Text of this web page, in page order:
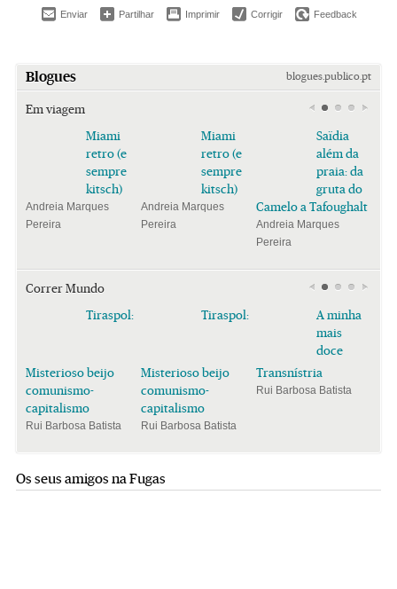
Enviar Partilhar Imprimir Corrigir Feedback
Blogues blogues.publico.pt
Em viagem
Miami
retro (e
sempre
kitsch)
Andreia Marques
Pereira
Miami
retro (e
sempre
kitsch)
Andreia Marques
Pereira
Saïdia
além da
praia: da
gruta do
Camelo a Tafoughalt
Andreia Marques
Pereira
Correr Mundo
Tiraspol:
Misterioso beijo
comunismo-
capitalismo
Rui Barbosa Batista
Tiraspol:
Misterioso beijo
comunismo-
capitalismo
Rui Barbosa Batista
A minha
mais
doce
Transnístria
Rui Barbosa Batista
Os seus amigos na Fugas